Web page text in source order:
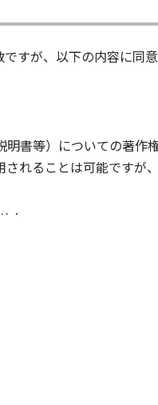
すが、以下の内容に同
書等）についての著作
れることは可能ですが
。
っても出来ません。
。